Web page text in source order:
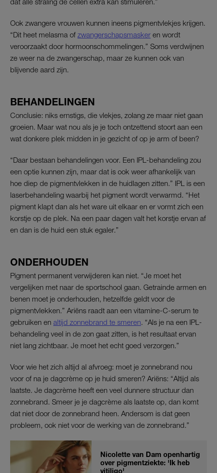
Ook zwangere vrouwen kunnen ineens pigmentvlekjes krijgen.
“Dit heet melasma of zwangerschapsmasker en wordt
veroorzaakt door hormoonschommelingen.” Soms verdwijnen
ze weer na de zwangerschap, maar ze kunnen ook van
blijvende aard zijn.
BEHANDELINGEN
Conclusie: niks ernstigs, die vlekjes, zolang ze maar niet gaan
groeien. Maar wat nou als je je toch ontzettend stoort aan een
wat donkere plek midden in je gezicht of op je arm of been?
“Daar bestaan behandelingen voor. Een IPL-behandeling zou
een optie kunnen zijn, maar dat is ook weer afhankelijk van
hoe diep de pigmentvlekken in de huidlagen zitten.” IPL is een
laserbehandeling waarbij het pigment wordt verwarmd. “Het
pigment klapt dan als het ware uit elkaar en er vormt zich een
korstje op de plek. Na een paar dagen valt het korstje ervan af
en dan is de huid een stuk egaler.”
ONDERHOUDEN
Pigment permanent verwijderen kan niet. “Je moet het
vergelijken met naar de sportschool gaan. Getrainde armen en
benen moet je onderhouden, hetzelfde geldt voor de
pigmentvlekken.” Ariëns raadt aan een vitamine-C-serum te
gebruiken en altijd zonnebrand te smeren . “Als je na een IPL-
behandeling veel in de zon gaat zitten, is het resultaat ervan
niet lang zichtbaar. Je moet het echt goed verzorgen.”
Voor wie het zich altijd al afvroeg: moet je zonnebrand nou
voor of na je dagcrème op je huid smeren? Ariëns: “Altijd als
laatste. Je dagcrème heeft een veel dunnere structuur dan
zonnebrand. Smeer je je dagcrème als laatste op, dan komt
dat niet door de zonnebrand heen. Andersom is dat geen
probleem, ook niet voor de werking van de zonnebrand.”
Nicolette van Dam openhartig
over pigmentziekte: 'Ik heb
vitiligo'